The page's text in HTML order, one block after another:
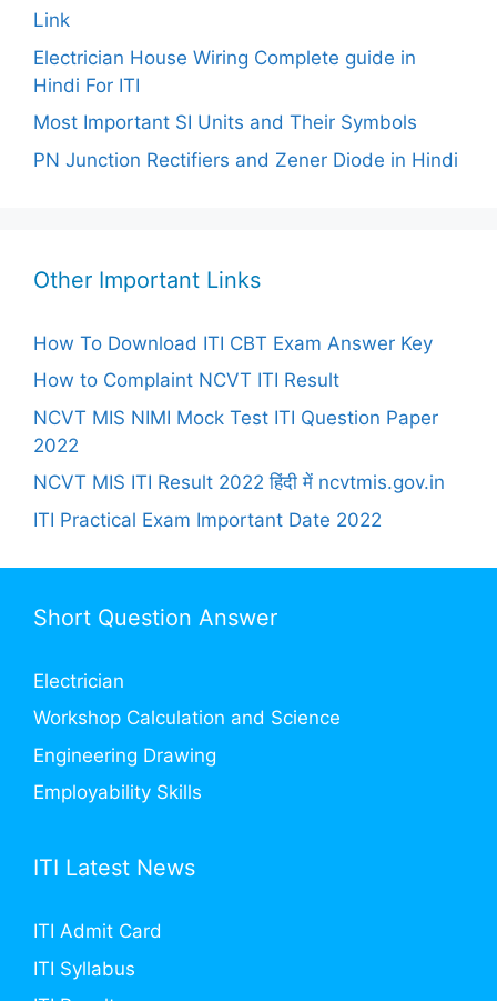
Link
Electrician House Wiring Complete guide in
Hindi For ITI
Most Important SI Units and Their Symbols
PN Junction Rectifiers and Zener Diode in Hindi
Other Important Links
How To Download ITI CBT Exam Answer Key
How to Complaint NCVT ITI Result
NCVT MIS NIMI Mock Test ITI Question Paper
2022
NCVT MIS ITI Result 2022 हिंदी में ncvtmis.gov.in
ITI Practical Exam Important Date 2022
Short Question Answer
Electrician
Workshop Calculation and Science
Engineering Drawing
Employability Skills
ITI Latest News
ITI Admit Card
ITI Syllabus